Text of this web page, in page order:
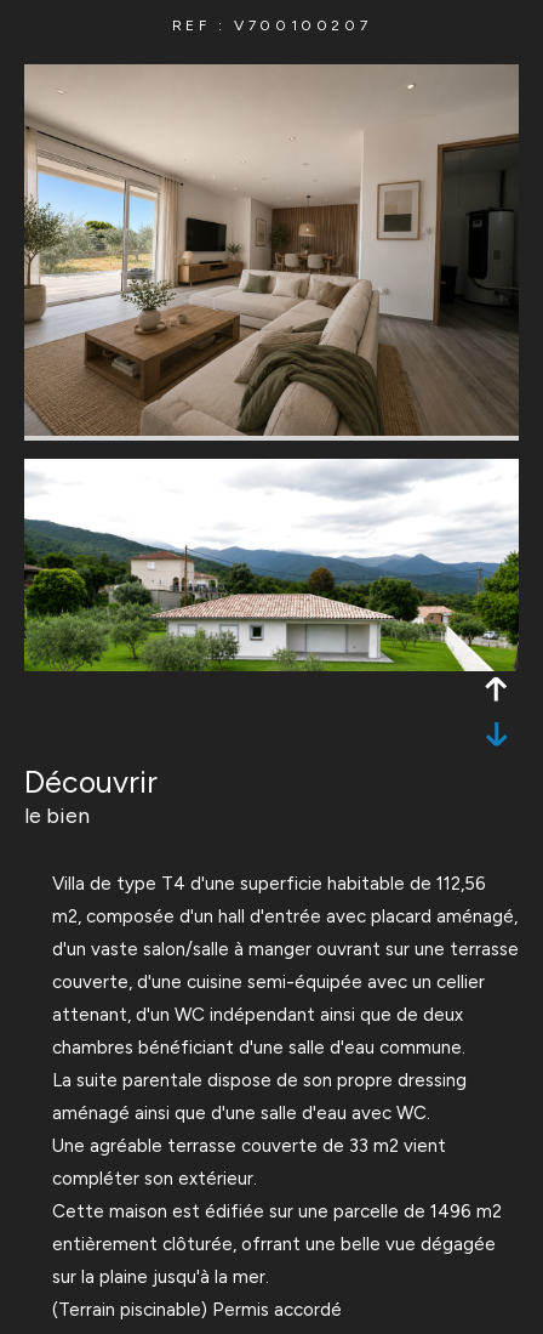
REF : V700100207
découvrir
le bien
Villa de type T4 d'une superficie habitable de 112,56
m2, composée d'un hall d'entrée avec placard aménagé,
d'un vaste salon/salle à manger ouvrant sur une terrasse
couverte, d'une cuisine semi-équipée avec un cellier
attenant, d'un WC indépendant ainsi que de deux
chambres bénéficiant d'une salle d'eau commune.
La suite parentale dispose de son propre dressing
aménagé ainsi que d'une salle d'eau avec WC.
Une agréable terrasse couverte de 33 m2 vient
compléter son extérieur.
Cette maison est édifiée sur une parcelle de 1496 m2
entièrement clôturée, ofrrant une belle vue dégagée
sur la plaine jusqu'à la mer.
(Terrain piscinable) Permis accordé